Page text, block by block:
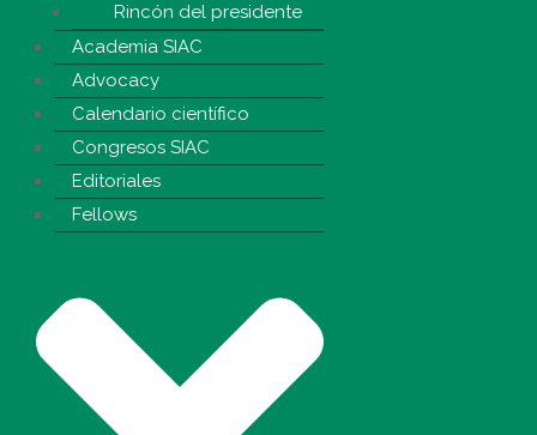
Rincón del presidente
Academia SIAC
Advocacy
Calendario científico
Congresos SIAC
Editoriales
Fellows